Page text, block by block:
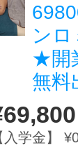
ン
★開
無料
入学金】